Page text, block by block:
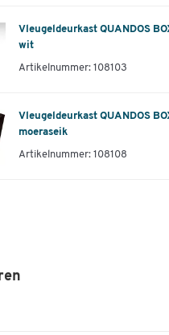
Vleugeldeurkast QUANDOS
wit
Artikelnummer: 108103
Vleugeldeurkast QUANDOS
moeraseik
Artikelnummer: 108108